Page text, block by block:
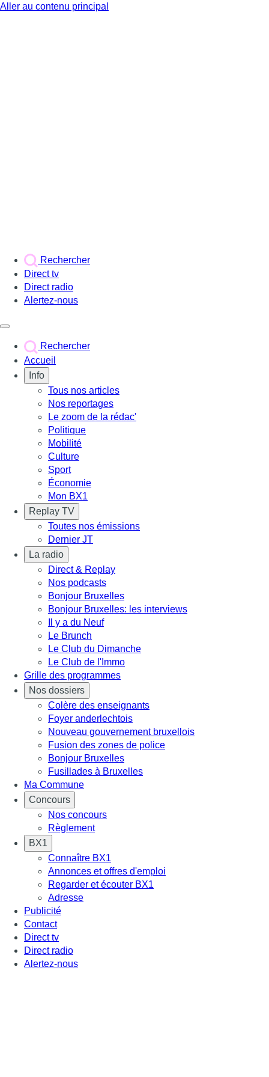
Aller au contenu principal
Rechercher
Direct tv
Direct radio
Alertez-nous
Rechercher
Accueil
Info
Tous nos articles
Nos reportages
Le zoom de la rédac'
Politique
Mobilité
Culture
Sport
Économie
Mon BX1
Replay TV
Toutes nos émissions
Dernier JT
La radio
Direct & Replay
Nos podcasts
Bonjour Bruxelles
Bonjour Bruxelles: les interviews
Il y a du Neuf
Le Brunch
Le Club du Dimanche
Le Club de l'Immo
Grille des programmes
Nos dossiers
Colère des enseignants
Foyer anderlechtois
Nouveau gouvernement bruxellois
Fusion des zones de police
Bonjour Bruxelles
Fusillades à Bruxelles
Ma Commune
Concours
Nos concours
Règlement
BX1
Connaître BX1
Annonces et offres d'emploi
Regarder et écouter BX1
Adresse
Publicité
Contact
Direct tv
Direct radio
Alertez-nous